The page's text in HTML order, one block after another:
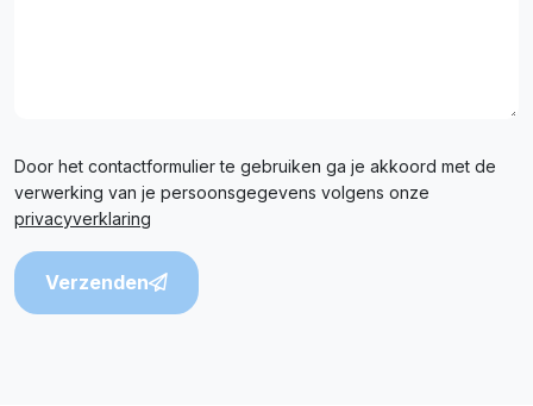
Door het contactformulier te gebruiken ga je akkoord met de
verwerking van je persoonsgegevens volgens onze
privacyverklaring
Verzenden